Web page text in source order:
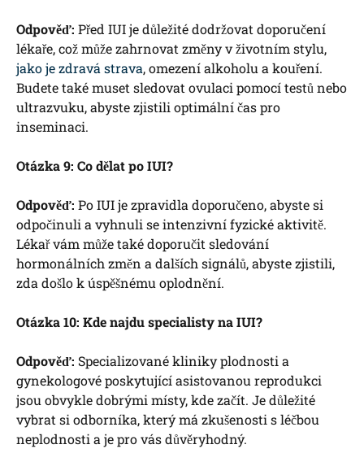
Odpověď: Před IUI je‌ důležité dodržovat doporučení
lékaře, což ⁣může‌ zahrnovat změny v životním‍ stylu,
jako je zdravá strava, omezení alkoholu a kouření.
Budete také muset sledovat ovulaci pomocí testů nebo
ultrazvuku, abyste​ zjistili optimální čas pro
inseminaci.
Otázka ​9: Co dělat‌ po ⁤IUI?
Odpověď: Po IUI⁢ je zpravidla doporučeno, abyste si
odpočinuli​ a vyhnuli se ​intenzivní fyzické‍ aktivitě.
Lékař vám může také doporučit sledování
hormonálních ‌změn a dalších signálů, abyste zjistili,
zda došlo ‍k ‌úspěšnému oplodnění.
Otázka⁢ 10: Kde najdu ​specialisty na IUI?
Odpověď: Specializované kliniky plodnosti ⁢a
gynekologové⁤ poskytující asistovanou reprodukci​
jsou obvykle dobrými místy, kde začít. Je důležité
vybrat si odborníka, který má zkušenosti s léčbou
neplodnosti a je pro vás​ důvěryhodný.